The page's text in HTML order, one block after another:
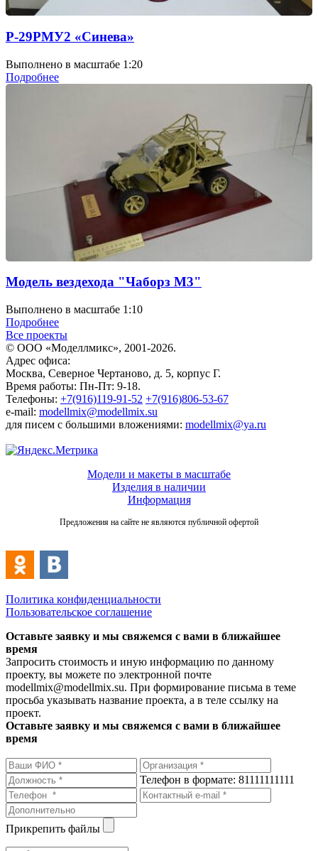
Р-29РМУ2 «Синева»
Выполнено в масштабе 1:20
Подробнее
Модель вездехода "Чаборз М3"
Выполнено в масштабе 1:10
Подробнее
Все проекты
© ООО «Моделлмикс», 2001-2026.
Адрес офиса:
Москва, Северное Чертаново, д. 5, корпус Г.
Время работы: Пн-Пт: 9-18.
Телефоны: +7(916)119-91-52 +7(916)806-53-67
e-mail: modellmix@modellmix.su
для писем с большими вложениями: modellmix@ya.ru
Модели и макеты в масштабе
Изделия в наличии
Информация
Предложения на сайте не являются публичной офертой
Политика конфиденциальности
Пользовательское соглашение
Оставьте заявку и мы свяжемся с вами в ближайшее
время
Запросить стоимость и иную информацию по данному
проекту, вы можете по электронной почте
modellmix@modellmix.su. При формирование письма в теме
просьба указывать название проекта, а в теле ссылку на
проект.
Оставьте заявку и мы свяжемся с вами в ближайшее
время
Телефон в формате: 81111111111
Прикрепить файлы